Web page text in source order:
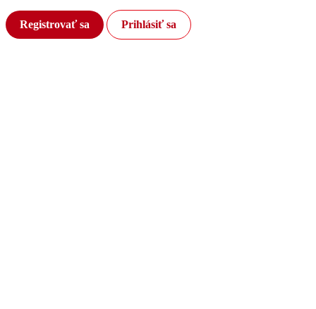
Registrovať sa Prihlásiť sa